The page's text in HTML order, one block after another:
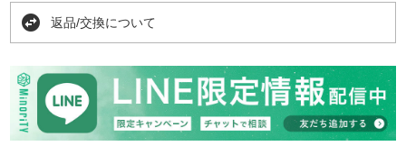
swap_horizontal_circle 返品/交換について